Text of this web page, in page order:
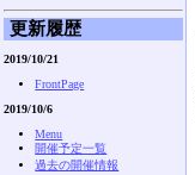
更新履歴
2019/10/21
FrontPage
2019/10/6
Menu
開催予定一覧
過去の開催情報